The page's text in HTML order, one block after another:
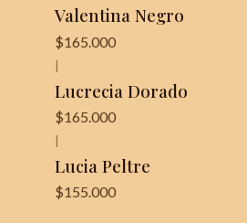
Valentina Negro
$165.000
¡Última unidad!
Lucrecia Dorado
$165.000
¡Última unidad!
Lucia Peltre
$155.000